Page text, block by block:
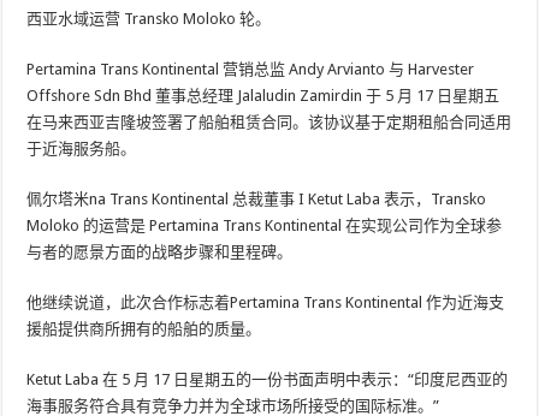
西亚水域运营 Transko Moloko 轮。
Pertamina Trans Kontinental 营销总监 Andy Arvianto 与 Harvester
Offshore Sdn Bhd 董事总经理 Jalaludin Zamirdin 于 5 月 17 日星期五
在马来西亚吉隆坡签署了船舶租赁合同。该协议基于定期租船合同适用
于近海服务船。
佩尔塔米na Trans Kontinental 总裁董事 I Ketut Laba 表示，Transko
Moloko 的运营是 Pertamina Trans Kontinental 在实现公司作为全球参
与者的愿景方面的战略步骤和里程碑。
他继续说道，此次合作标志着Pertamina Trans Kontinental 作为近海支
援船提供商所拥有的船舶的质量。
Ketut Laba 在 5 月 17 日星期五的一份书面声明中表示：“印度尼西亚的
海事服务符合具有竞争力并为全球市场所接受的国际标准。”